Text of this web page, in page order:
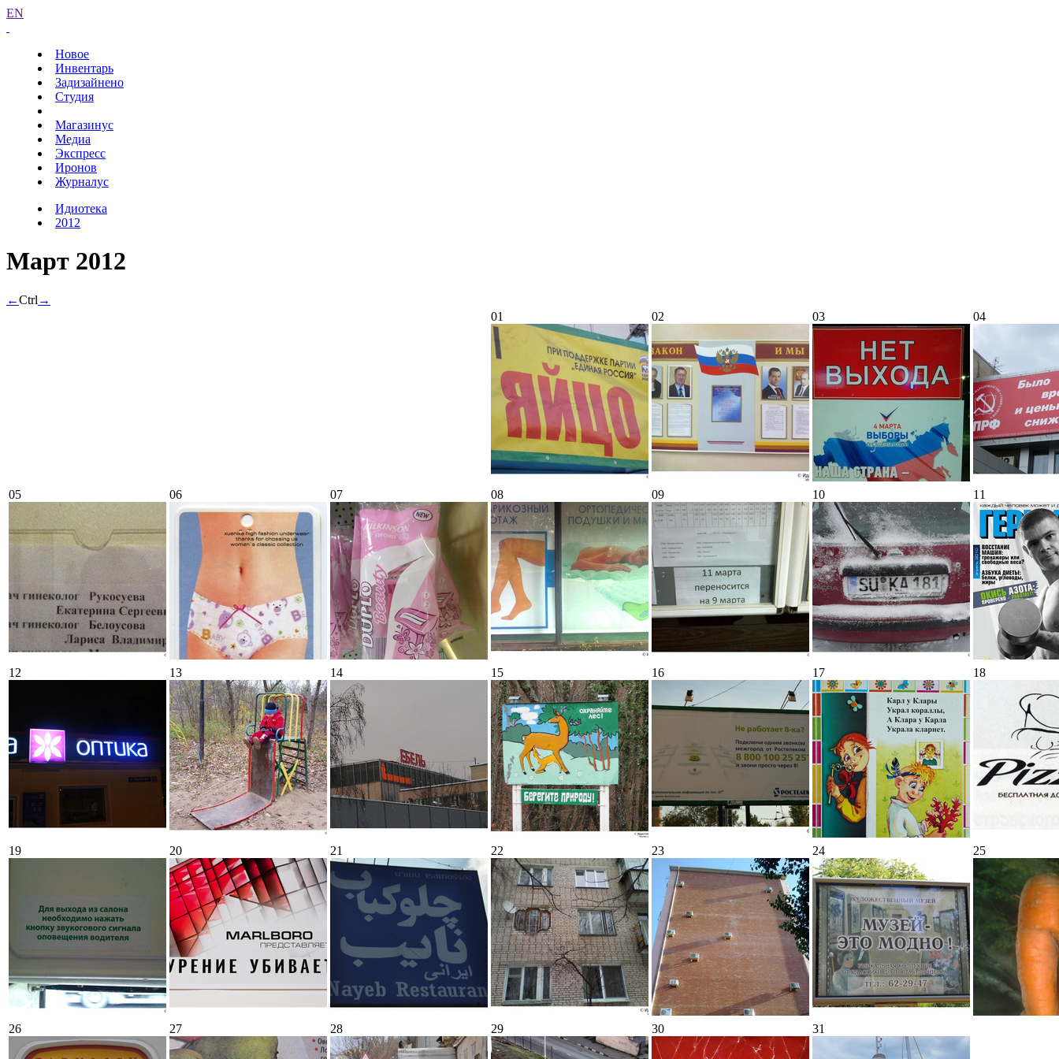
EN
Новое
Инвентарь
Задизайнено
Студия
Магазинус
Медиа
Экспресс
Иронов
Журналус
Идиотека
2012
Март 2012
←Ctrl →
01
02 03 04
05 06 07 08 09 10 11
12 13 14 15 16 17 18
19 20 21 22 23 24 25
26 27 28 29 30 31